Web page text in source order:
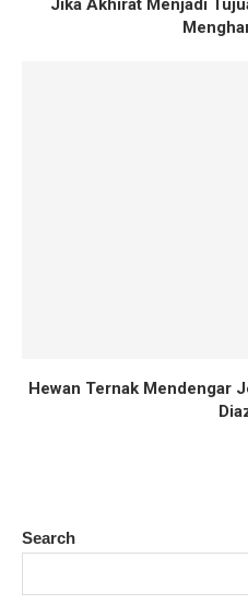
Jika Akhirat Menjadi
Hewan Ternak Mendengar
Search